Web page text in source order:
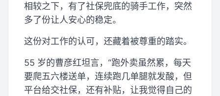
相较之下，有了社保兜底的骑手工作，突然
多了份让人安心的稳定。
这份对工作的认可，还藏着被尊重的踏实。
55 岁的曹彦红坦言，“跑外卖虽然累，每天
要爬五六楼送单，连续跑几单腿就发酸，但
平台给交社保，还有补贴，让我觉得自己的